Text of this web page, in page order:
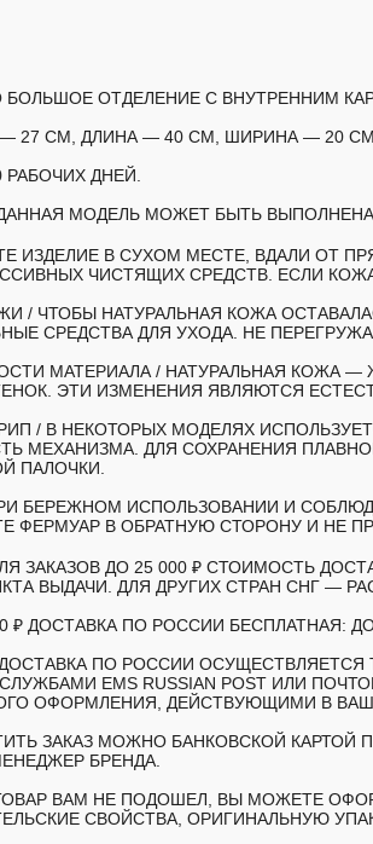
БОЛЬШОЕ ОТДЕЛЕНИЕ С ВНУТРЕННИМ
27 СМ, ДЛИНА — 40 СМ, ШИРИНА — 20
РАБОЧИХ ДНЕЙ.
МОДЕЛЬ МОЖЕТ БЫТЬ
ИЗДЕЛИЕ В СУХОМ МЕСТЕ, ВДАЛИ ОТ
ЧИСТЯЩИХ СРЕДСТВ. ЕСЛИ
/ ЧТОБЫ НАТУРАЛЬНАЯ КОЖА
СРЕДСТВА ДЛЯ УХОДА. НЕ
МАТЕРИАЛА / НАТУРАЛЬНАЯ КОЖА —
ЭТИ ИЗМЕНЕНИЯ ЯВЛЯЮТСЯ
/ В НЕКОТОРЫХ МОДЕЛЯХ
МЕХАНИЗМА. ДЛЯ СОХРАНЕНИЯ
ПАЛОЧКИ.
БЕРЕЖНОМ ИСПОЛЬЗОВАНИИ И
ФЕРМУАР В ОБРАТНУЮ СТОРОНУ И НЕ
ЗАКАЗОВ ДО 25 000 ₽ СТОИМОСТЬ
ВЫДАЧИ. ДЛЯ ДРУГИХ СТРАН СНГ —
₽ ДОСТАВКА ПО РОССИИ БЕСПЛАТНАЯ:
ДОСТАВКА ПО РОССИИ ОСУЩЕСТВЛЯЕТСЯ
EMS RUSSIAN POST ИЛИ
ОФОРМЛЕНИЯ, ДЕЙСТВУЮЩИМИ В
ЗАКАЗ МОЖНО БАНКОВСКОЙ
БРЕНДА.
ВАМ НЕ ПОДОШЕЛ, ВЫ МОЖЕТЕ
СВОЙСТВА, ОРИГИНАЛЬНУЮ